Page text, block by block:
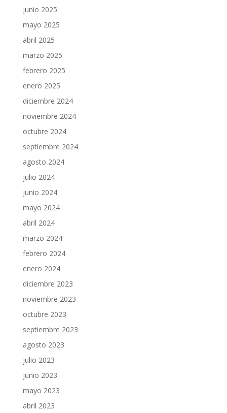
junio 2025
mayo 2025
abril 2025
marzo 2025
febrero 2025
enero 2025
diciembre 2024
noviembre 2024
octubre 2024
septiembre 2024
agosto 2024
julio 2024
junio 2024
mayo 2024
abril 2024
marzo 2024
febrero 2024
enero 2024
diciembre 2023
noviembre 2023
octubre 2023
septiembre 2023
agosto 2023
julio 2023
junio 2023
mayo 2023
abril 2023